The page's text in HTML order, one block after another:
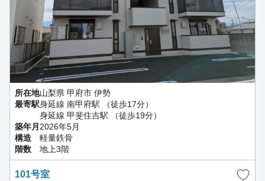
所在地山梨県 甲府市 伊勢
最寄駅身延線 南甲府駅 （徒歩17分）
身延線 甲斐住吉駅 （徒歩19分）
築年月 2026年5月
構造
軽量鉄骨
階数
地上3階
101号室